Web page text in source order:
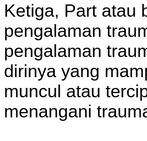
Ketiga, Part atau
pengalaman
pengalaman
dirinya yang
muncul atau
menangani